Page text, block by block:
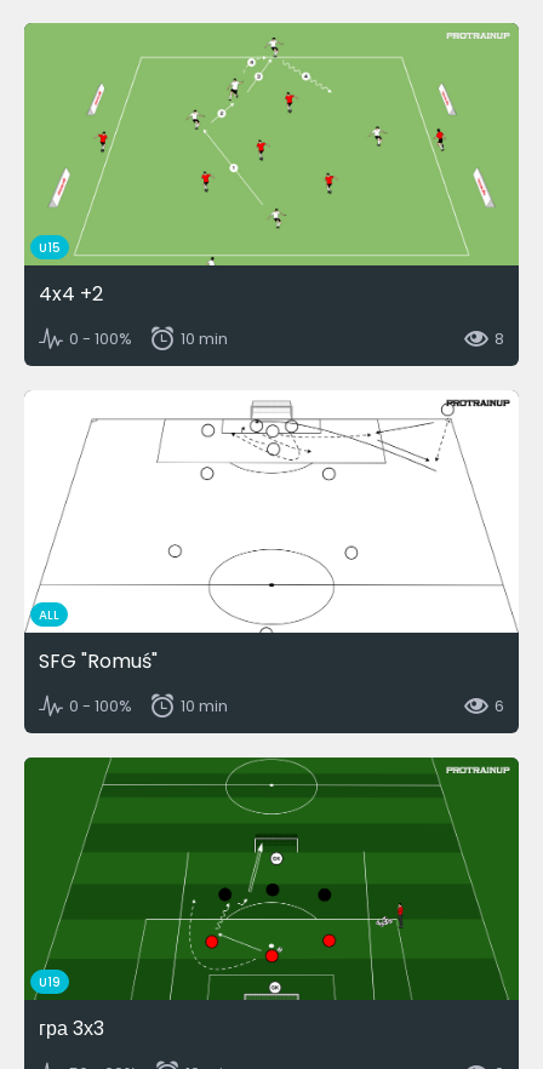
U15
4x4 +2
0 - 100% 10 min 8
ALL
SFG "Romuś"
0 - 100% 10 min 6
U19
гра 3х3